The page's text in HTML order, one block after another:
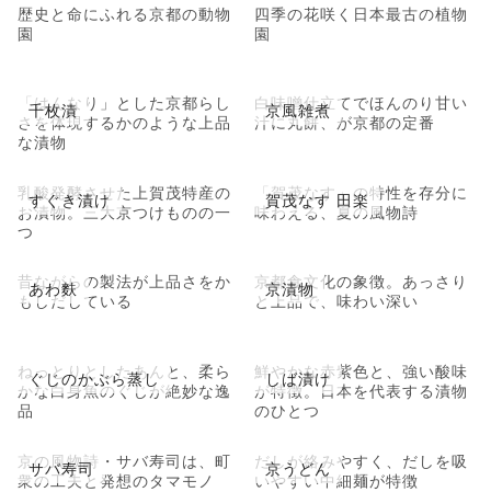
歴史と命にふれる京都の動物
園
四季の花咲く日本最古の植物
園
千枚漬
「はんなり」とした京都らし
さを体現するかのような上品
な漬物
京風雑煮
白味噌仕立てでほんのり甘い
汁に丸餅、が京都の定番
すぐき漬け
乳酸発酵させた上賀茂特産の
お漬物。三大京つけものの一
つ
賀茂なす 田楽
「賀茂なす」の特性を存分に
味わえる、夏の風物詩
あわ麩
昔ながらの製法が上品さをか
もしだしている
京漬物
京都食文化の象徴。あっさり
と上品で、味わい深い
ぐじのかぶら蒸し
ねっとりとしたあんと、柔ら
かな白身魚のぐじが絶妙な逸
品
しば漬け
鮮やかな赤紫色と、強い酸味
が特徴。日本を代表する漬物
のひとつ
サバ寿司
京の風物詩・サバ寿司は、町
衆の工夫と発想のタマモノ
京うどん
だしが絡みやすく、だしを吸
いやすい中細麺が特徴